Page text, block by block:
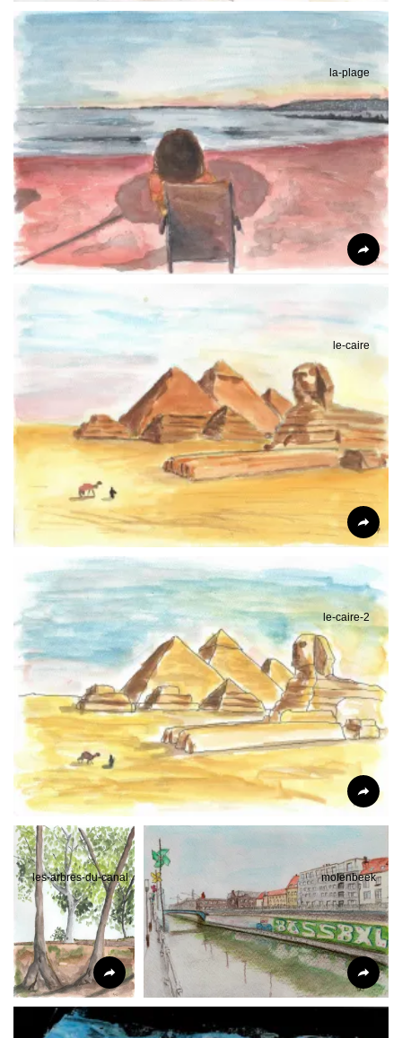
la-plage
le-caire
le-caire-2
les-arbres-du-canal molenbeek